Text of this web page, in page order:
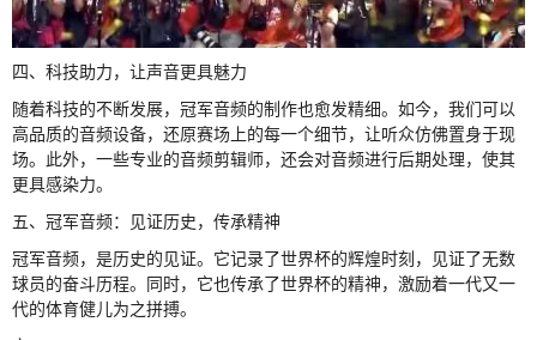
四、科技助力，让声音更具魅力
随着科技的不断发展，冠军音频的制作也愈发精细。如今，我们可以
高品质的音频设备，还原赛场上的每一个细节，让听众仿佛置身于现
场。此外，一些专业的音频剪辑师，还会对音频进行后期处理，使其
更具感染力。
五、冠军音频：见证历史，传承精神
冠军音频，是历史的见证。它记录了世界杯的辉煌时刻，见证了无数
球员的奋斗历程。同时，它也传承了世界杯的精神，激励着一代又一
代的体育健儿为之拼搏。